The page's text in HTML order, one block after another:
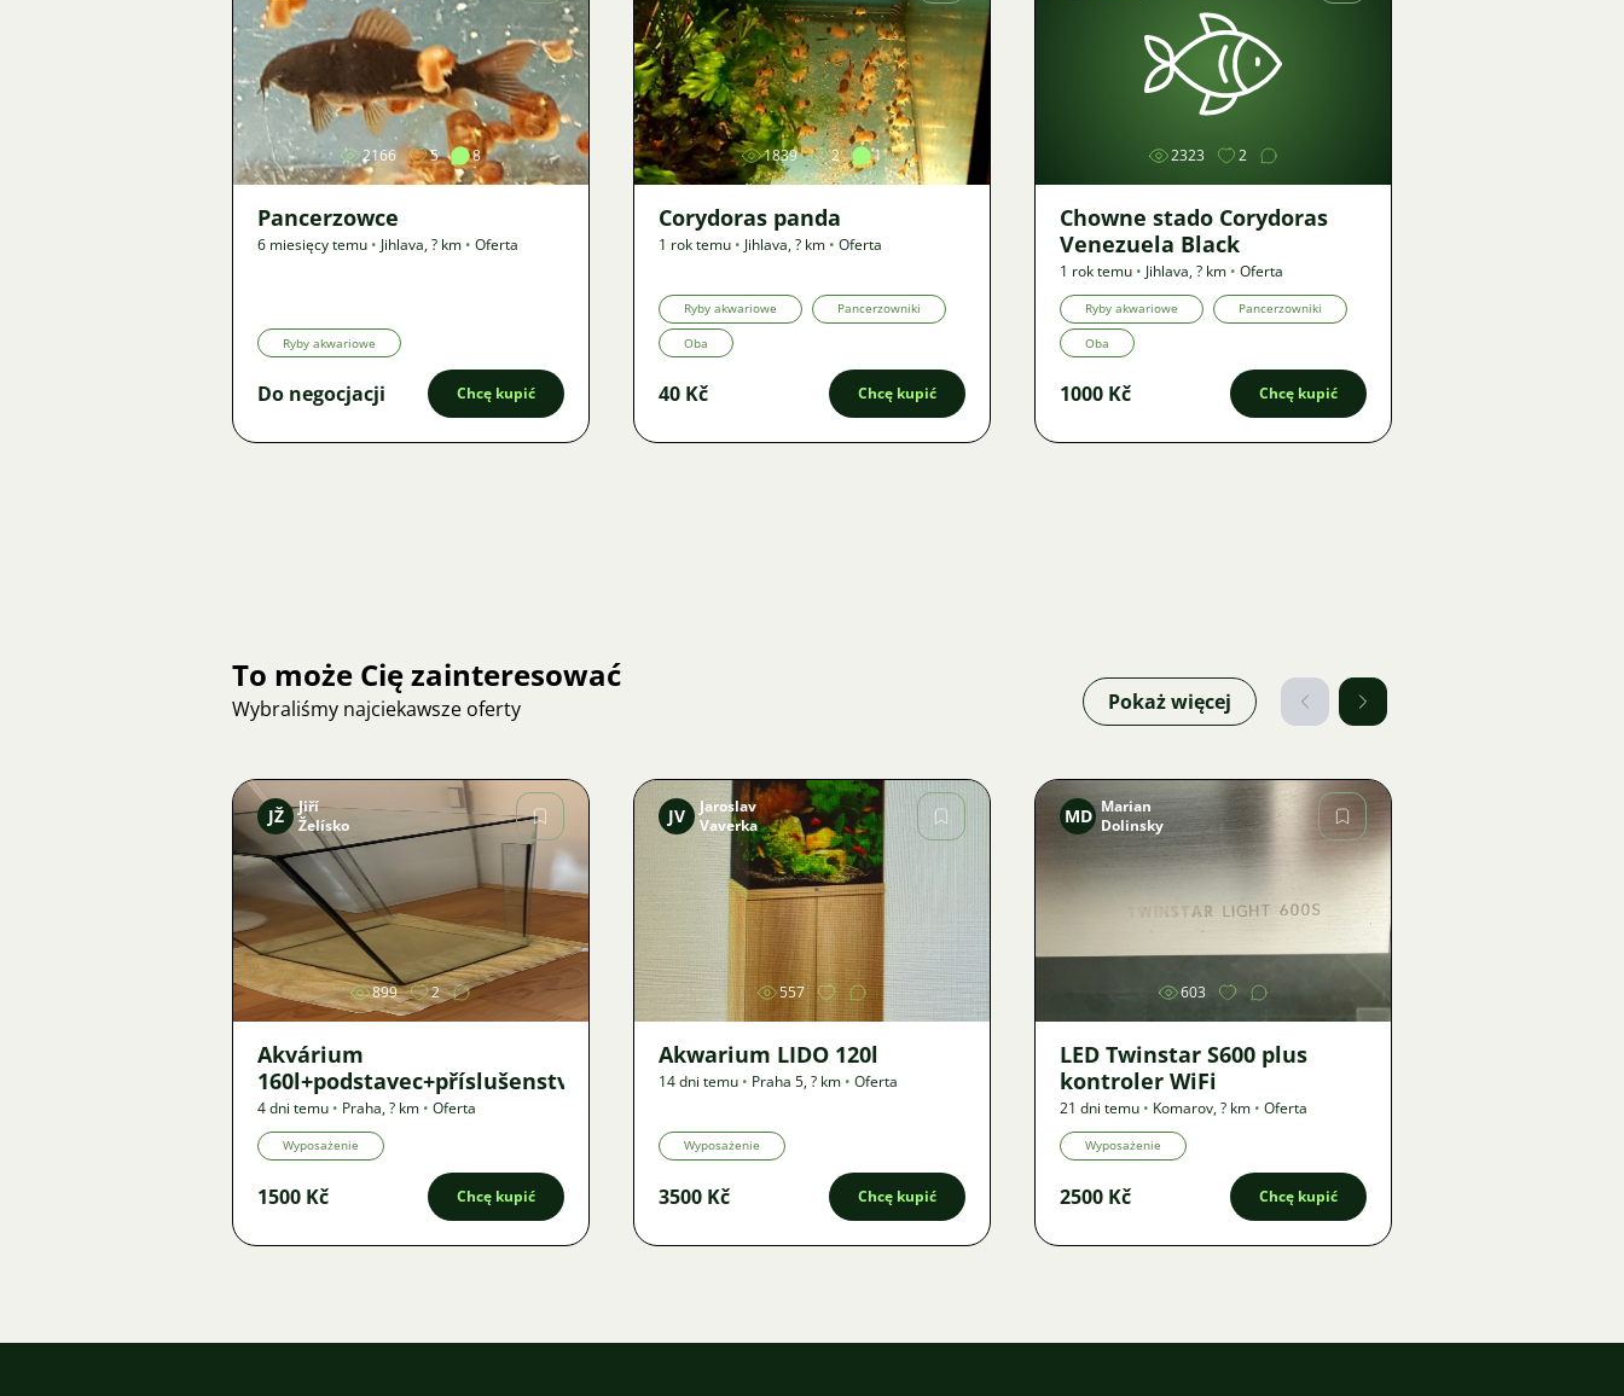
Zdjęcie
2166 5 8
Pancerzowce
6 miesięcy temu • Jihlava,? km • Oferta
Ryby akwariowe
Do negocjacji Chcę kupić
Zdjęcie
1839 2 1
Corydoras panda
1 rok temu • Jihlava,? km • Oferta
Ryby akwariowe Pancerzowniki
Oba
40 Kč Chcę kupić
Zdjęcie
2323 2
Chowne stado Corydoras
Venezuela Black
1 rok temu • Jihlava,? km • Oferta
Ryby akwariowe Pancerzowniki
Oba
1000 Kč Chcę kupić
To może Cię zainteresować
Wybraliśmy najciekawsze oferty Pokaż więcej
Zdjęcie
JŽ
Jiří
Želísko
899 2
Akvárium
160l+podstavec+příslušenství
4 dni temu • Praha,? km • Oferta
Wyposażenie
1500 Kč Chcę kupić
Zdjęcie
JV
Jaroslav
Vaverka
557
Akwarium LIDO 120l
14 dni temu • Praha 5,? km • Oferta
Wyposażenie
3500 Kč Chcę kupić
Zdjęcie
MD Marian
Dolinsky
603
LED Twinstar S600 plus
kontroler WiFi
21 dni temu • Komarov,? km • Oferta
Wyposażenie
2500 Kč Chcę kupić